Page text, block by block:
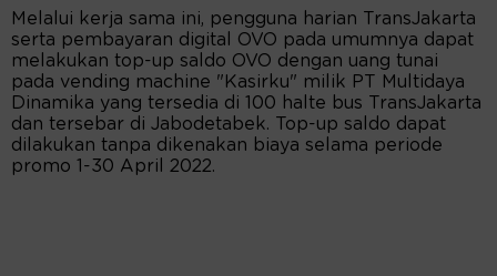
Melalui kerja sama ini, pengguna harian TransJakarta
serta pembayaran digital OVO pada umumnya dapat
melakukan top-up saldo OVO dengan uang tunai
pada vending machine "Kasirku" milik PT Multidaya
Dinamika yang tersedia di 100 halte bus TransJakarta
dan tersebar di Jabodetabek. Top-up saldo dapat
dilakukan tanpa dikenakan biaya selama periode
promo 1-30 April 2022.